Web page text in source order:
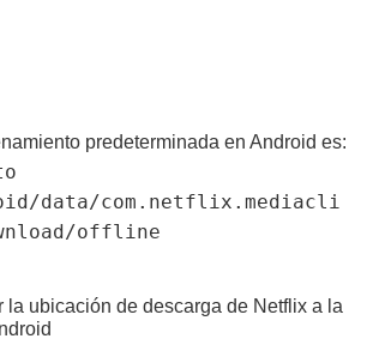
predeterminada en Android es:
data/com.netflix.mediacli
offline
la ubicación de descarga de Netflix a la